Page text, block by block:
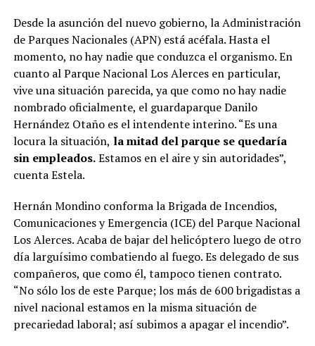
Desde la asunción del nuevo gobierno, la Administración
de Parques Nacionales (APN) está acéfala. Hasta el
momento, no hay nadie que conduzca el organismo. En
cuanto al Parque Nacional Los Alerces en particular,
vive una situación parecida, ya que como no hay nadie
nombrado oficialmente, el guardaparque Danilo
Hernández Otaño es el intendente interino. “Es una
locura la situación, la mitad del parque se quedaría
sin empleados.Estamos en el aire y sin autoridades”,
cuenta Estela.
Hernán Mondino conforma la Brigada de Incendios,
Comunicaciones y Emergencia (ICE) del Parque Nacional
Los Alerces. Acaba de bajar del helicóptero luego de otro
día larguísimo combatiendo al fuego. Es delegado de sus
compañeros, que como él, tampoco tienen contrato.
“No sólo los de este Parque; los más de 600 brigadistas a
nivel nacional estamos en la misma situación de
precariedad laboral; así subimos a apagar el incendio”.